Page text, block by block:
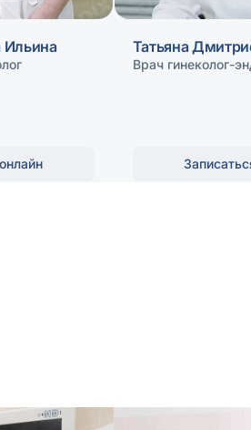
Ильина Татьяна
Врач гинеколог-